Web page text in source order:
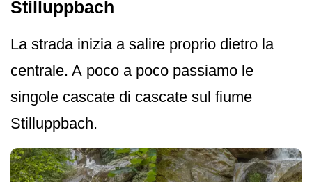
Stilluppbach
La strada inizia a salire proprio dietro la
centrale. A poco a poco passiamo le
singole cascate di cascate sul fiume
Stilluppbach.